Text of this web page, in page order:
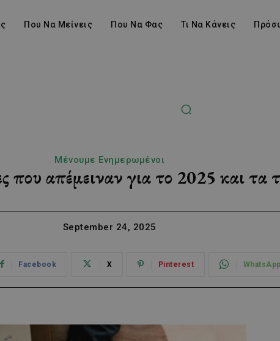
Που Να Μείνεις Που Να Φας Τι Να Κάνεις
Μένουμε Ενημερωμένοι
που απέμειναν για το 2025 και τα
September 24, 2025
Facebook X Pinterest WhatsApp